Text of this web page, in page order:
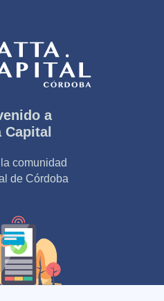
a
Capital
comunidad
de Córdoba